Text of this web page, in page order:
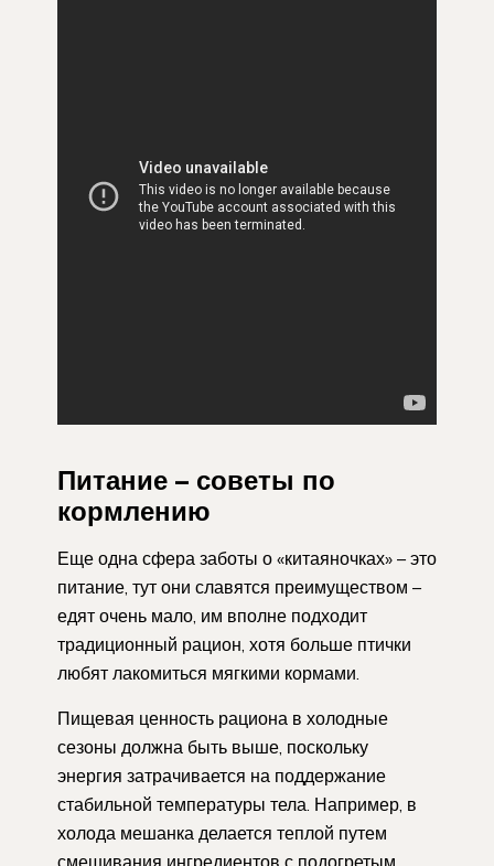
Питание – советы по
кормлению
Еще одна сфера заботы о «китаяночках» – это
питание, тут они славятся преимуществом –
едят очень мало, им вполне подходит
традиционный рацион, хотя больше птички
любят лакомиться мягкими кормами.
Пищевая ценность рациона в холодные
сезоны должна быть выше, поскольку
энергия затрачивается на поддержание
стабильной температуры тела. Например, в
холода мешанка делается теплой путем